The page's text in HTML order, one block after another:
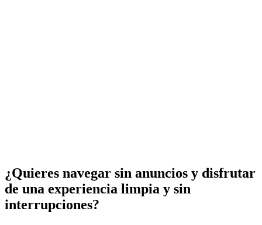
¿Quieres navegar sin anuncios y disfrutar
de una experiencia limpia y sin
interrupciones?